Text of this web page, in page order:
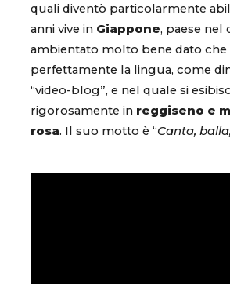
quali diventò particolarmente
anni vive in Giappone, paese nel
ambientato molto bene dato che
perfettamente la lingua, come
“video-blog”, e nel quale si
rigorosamente in reggiseno e
rosa. Il suo motto è “Canta,